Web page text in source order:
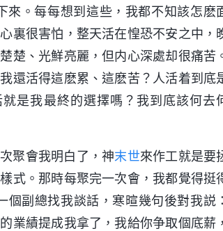
來。每每想到這些，我都不知該怎麽
裏很害怕，整天活在惶恐不安之中，
楚、光鮮亮麗，但内心深處却很痛苦
還活得這麽累、這麽苦？人活着到底
是我最終的選擇嗎？我到底該何去
聚會我明白了，神末世來作工就是要
式。那時每聚完一次會，我都覺得挺
副總找我談話，寒暄幾句後對我説：
業績提成我拿了，我給你争取個底薪，